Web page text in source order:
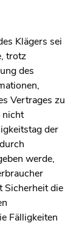
Klägers sei
trotz
des
Vertrages zu
nicht
der
werde,
Sicherheit die
Fälligkeiten